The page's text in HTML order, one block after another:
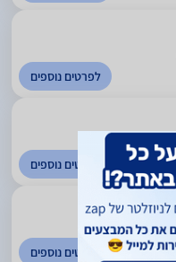
לפרטים נוספים
לפרטים נוספים
לפרטים נוספים